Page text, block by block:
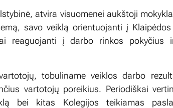
atvira visuomenei aukštoji
savo veiklą orientuojanti į
reaguojanti į darbo rinkos pokyčius
tobuliname veiklos darbo
vartotojų poreikius. Periodiškai
bei kitas Kolegijos teikiamas